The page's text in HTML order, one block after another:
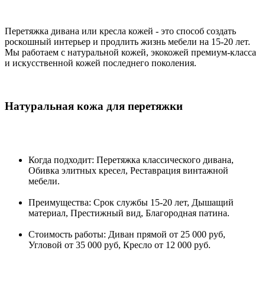
Перетяжка дивана или кресла кожей - это способ создать
роскошный интерьер и продлить жизнь мебели на 15-20 лет.
Мы работаем с натуральной кожей, экокожей премиум-класса
и искусственной кожей последнего поколения.
Натуральная кожа для перетяжки
Когда подходит: Перетяжка классического дивана,
Обивка элитных кресел, Реставрация винтажной
мебели.
Преимущества: Срок службы 15-20 лет, Дышащий
материал, Престижный вид, Благородная патина.
Стоимость работы: Диван прямой от 25 000 руб,
Угловой от 35 000 руб, Кресло от 12 000 руб.